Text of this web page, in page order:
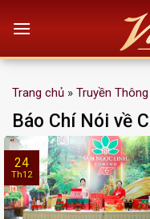
Trang chủ » Truyền Thông
Báo Chí Nói về
24
Th12